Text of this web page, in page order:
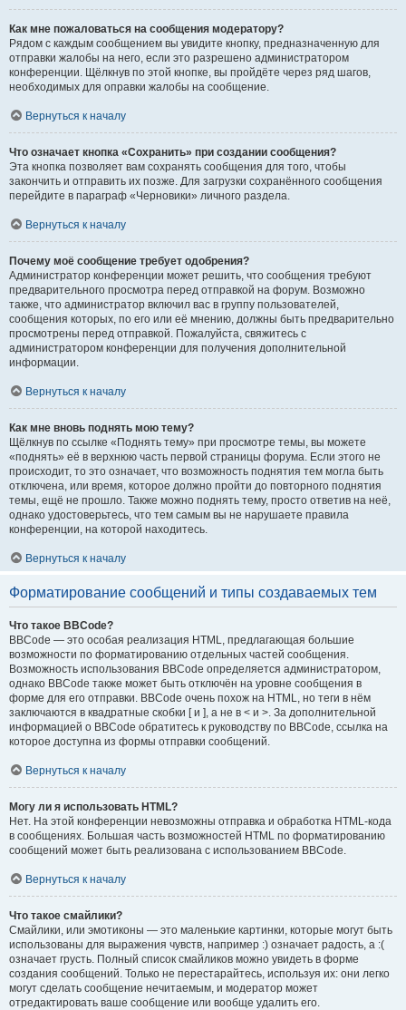
Как мне пожаловаться на сообщения модератору?
Рядом с каждым сообщением вы увидите кнопку, предназначенную для
отправки жалобы на него, если это разрешено администратором
конференции. Щёлкнув по этой кнопке, вы пройдёте через ряд шагов,
необходимых для оправки жалобы на сообщение.
Вернуться к началу
Что означает кнопка «Сохранить» при создании сообщения?
Эта кнопка позволяет вам сохранять сообщения для того, чтобы
закончить и отправить их позже. Для загрузки сохранённого сообщения
перейдите в параграф «Черновики» личного раздела.
Вернуться к началу
Почему моё сообщение требует одобрения?
Администратор конференции может решить, что сообщения требуют
предварительного просмотра перед отправкой на форум. Возможно
также, что администратор включил вас в группу пользователей,
сообщения которых, по его или её мнению, должны быть предварительно
просмотрены перед отправкой. Пожалуйста, свяжитесь с
администратором конференции для получения дополнительной
информации.
Вернуться к началу
Как мне вновь поднять мою тему?
Щёлкнув по ссылке «Поднять тему» при просмотре темы, вы можете
«поднять» её в верхнюю часть первой страницы форума. Если этого не
происходит, то это означает, что возможность поднятия тем могла быть
отключена, или время, которое должно пройти до повторного поднятия
темы, ещё не прошло. Также можно поднять тему, просто ответив на неё,
однако удостоверьтесь, что тем самым вы не нарушаете правила
конференции, на которой находитесь.
Вернуться к началу
Форматирование сообщений и типы создаваемых тем
Что такое BBCode?
BBCode — это особая реализация HTML, предлагающая большие
возможности по форматированию отдельных частей сообщения.
Возможность использования BBCode определяется администратором,
однако BBCode также может быть отключён на уровне сообщения в
форме для его отправки. BBCode очень похож на HTML, но теги в нём
заключаются в квадратные скобки [ и ], а не в < и >. За дополнительной
информацией о BBCode обратитесь к руководству по BBCode, ссылка на
которое доступна из формы отправки сообщений.
Вернуться к началу
Могу ли я использовать HTML?
Нет. На этой конференции невозможны отправка и обработка HTML-кода
в сообщениях. Большая часть возможностей HTML по форматированию
сообщений может быть реализована с использованием BBCode.
Вернуться к началу
Что такое смайлики?
Смайлики, или эмотиконы — это маленькие картинки, которые могут быть
использованы для выражения чувств, например :) означает радость, а :(
означает грусть. Полный список смайликов можно увидеть в форме
создания сообщений. Только не перестарайтесь, используя их: они легко
могут сделать сообщение нечитаемым, и модератор может
отредактировать ваше сообщение или вообще удалить его.